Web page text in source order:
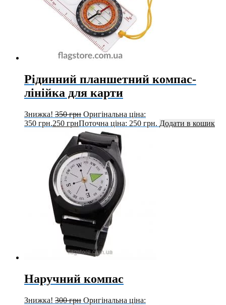
Рідинний планшетний компас-
лінійка для карти
Знижка! 350грн Оригінальна ціна:
350 грн.250 грнПоточна ціна: 250 грн. Додати в кошик
Наручний компас
Знижка! 300грн Оригінальна ціна: